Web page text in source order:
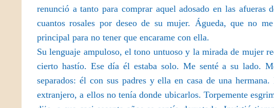
renunció a tanto para comprar aquel adosado en las
cuantos rosales por deseo de su mujer. Águeda, que no
principal para no tener que encarame con ella.
Su lenguaje ampuloso, el tono untuoso y la mirada de mujer
cierto hastío. Ese día él estaba solo. Me senté a su lado.
separados: él con sus padres y ella en casa de una
extranjero, a ellos no tenía donde ubicarlos. Torpemente